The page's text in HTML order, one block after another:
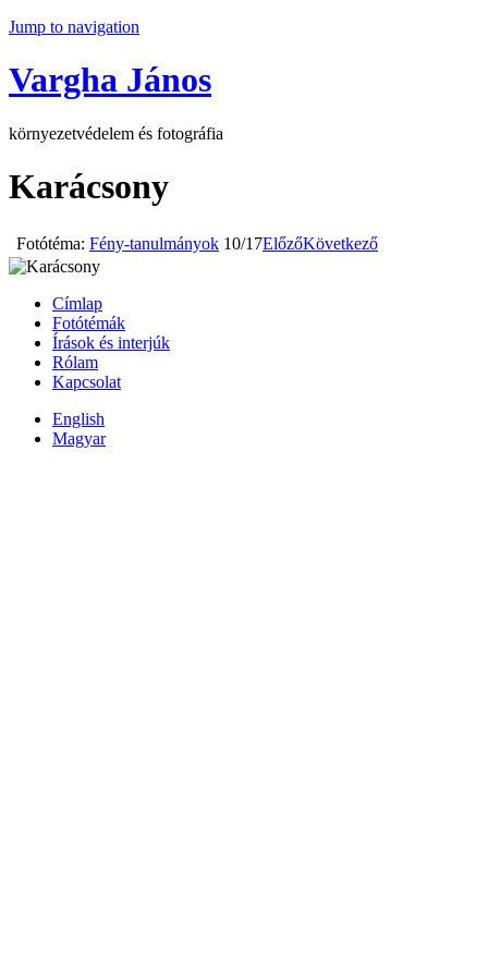
Jump to navigation
Vargha János
környezetvédelem és fotográfia
Karácsony
Fotótéma: Fény-tanulmányok 10/17ElőzőKövetkező
Címlap
Fotótémák
Írások és interjúk
Rólam
Kapcsolat
English
Magyar